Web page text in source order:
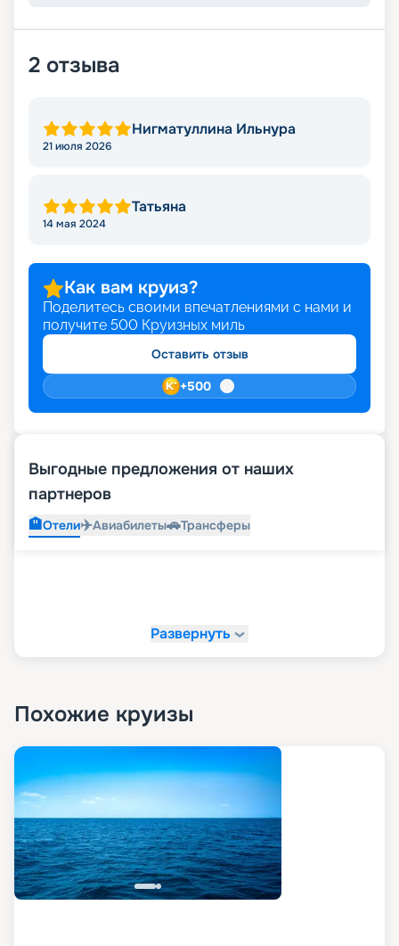
2 отзыва
Нигматуллина Ильнура
21 июля 2026
Татьяна
14 мая 2024
Как вам круиз?
Поделитесь своими впечатлениями с нами и
получите 500 Круизных миль
Оставить отзыв
+500
Выгодные предложения от наших
партнеров
🏨Отели✈️Авиабилеты🚗Трансферы
Развернуть
Похожие круизы